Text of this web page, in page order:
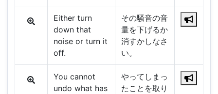
Either turn
down that
noise or turn it
off.
その騒音の音
量を下げるか
消すかしなさ
い。
You cannot
undo what has
やってしまっ
たことを取り